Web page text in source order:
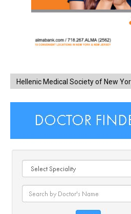
Hellenic Medical Society of New